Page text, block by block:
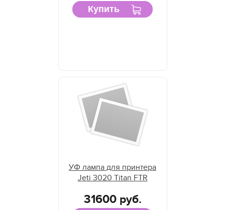
Купить
УФ лампа для принтера
Jeti 3020 Titan FTR
31600 руб.